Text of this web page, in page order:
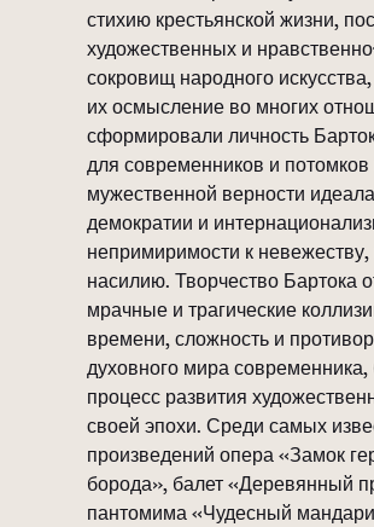
стихию крестьянской жизни,
художественных и
сокровищ народного
их осмысление во многих
сформировали личность
для современников и
мужественной верности
демократии и
непримиримости к невежеству,
насилию. Творчество Бартока
мрачные и трагические
времени, сложность и
духовного мира
процесс развития
своей эпохи. Среди самых
произведений опера «Замок
борода», балет «Деревянный
пантомима «Чудесный